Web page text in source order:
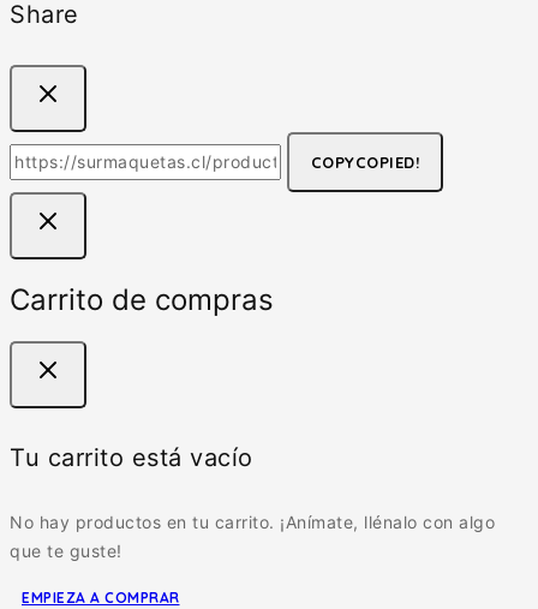
Share
COPYCOPIED!
Carrito de compras
Tu carrito está vacío
No hay productos en tu carrito. ¡Anímate, llénalo con algo
que te guste!
EMPIEZA A COMPRAR